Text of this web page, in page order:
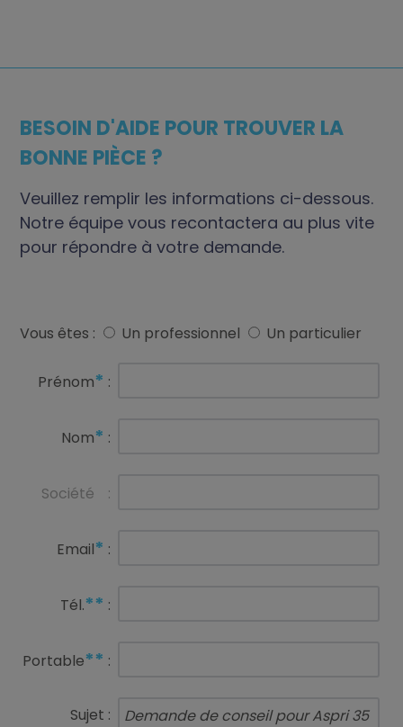
BESOIN D'AIDE POUR TROUVER LA
BONNE PIÈCE ?
Veuillez remplir les informations ci-dessous.
Notre équipe vous recontactera au plus vite
pour répondre à votre demande.
Vous êtes : Un professionnel Un particulier
Prénom* :
Nom* :
Société :
Email* :
Tél.** :
Portable** :
Sujet :